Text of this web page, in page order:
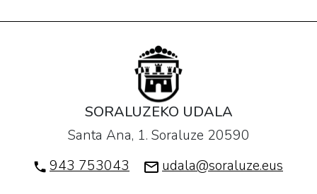
SORALUZEKO UDALA
Santa Ana, 1. Soraluze 20590
943 753043
udala@soraluze.eus